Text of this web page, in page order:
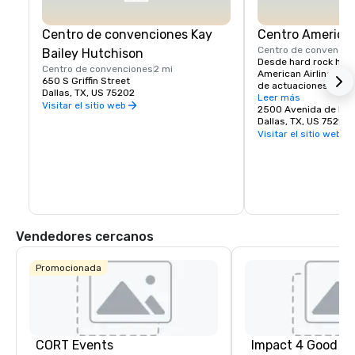
Centro de convenciones Kay
Bailey Hutchison
Centro de convenciones2 mi
650 S Griffin Street
Dallas, TX, US 75202
Visitar el sitio web
Centro
Centro de
Desde hard rock
American Airlines
de actuaciones
mencionar a los
los Stars de la NHL.
Leer más
2500 Avenida de la
Dallas, TX, US 75219
Visitar el sitio web
Vendedores cercanos
Promocionada
CORT Events Impact 4 Good